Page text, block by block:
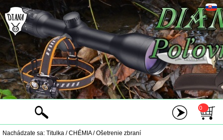
0
Nachádzate sa: Titulka /CHÉMIA/Ošetrenie zbraní